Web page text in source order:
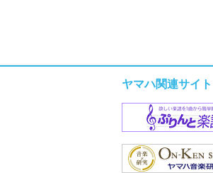
ヤマハ関連サイト